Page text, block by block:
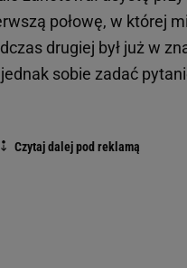
połowę, w której
drugiej był już w
sobie zadać